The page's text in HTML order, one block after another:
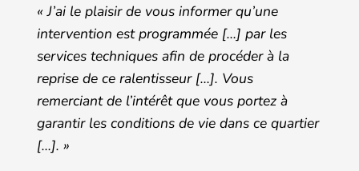
« J’ai le plaisir de vous informer qu’une
intervention est programmée […] par les
services techniques afin de procéder à la
reprise de ce ralentisseur […]. Vous
remerciant de l’intérêt que vous portez à
garantir les conditions de vie dans ce quartier
[…]. »